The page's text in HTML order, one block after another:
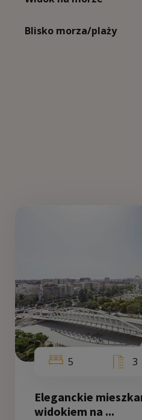
Blisko morza/plaży
5 3
Eleganckie
widokiem na ...